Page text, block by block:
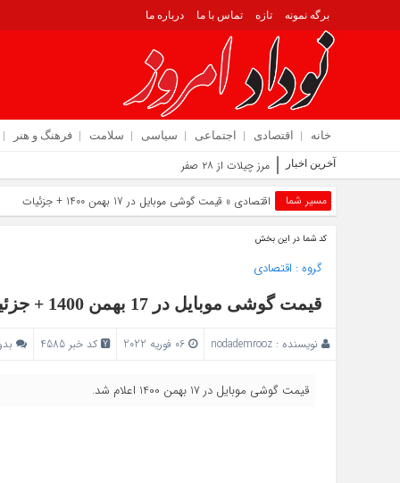
برگه نمونه تازه تماس با ما درباره ما
خانه اقتصادی اجتماعی سیاسی سلامت فرهنگ و هنر
آخرین اخبار مرز چیلات از ۲۸ صفر برای تردد زائران فعال می‌ شود | تو
مسیر شما اقتصادی » قیمت گوشی موبایل در 17 بهمن 1400 + جزئیات
کد شما در این بخش
گروه : اقتصادی
قیمت گوشی موبایل در 17 بهمن 1400 + جزئیات
نویسنده : nodademrooz کد خبر 4585
قیمت گوشی موبایل در 17 بهمن 1400 اعلام شد.